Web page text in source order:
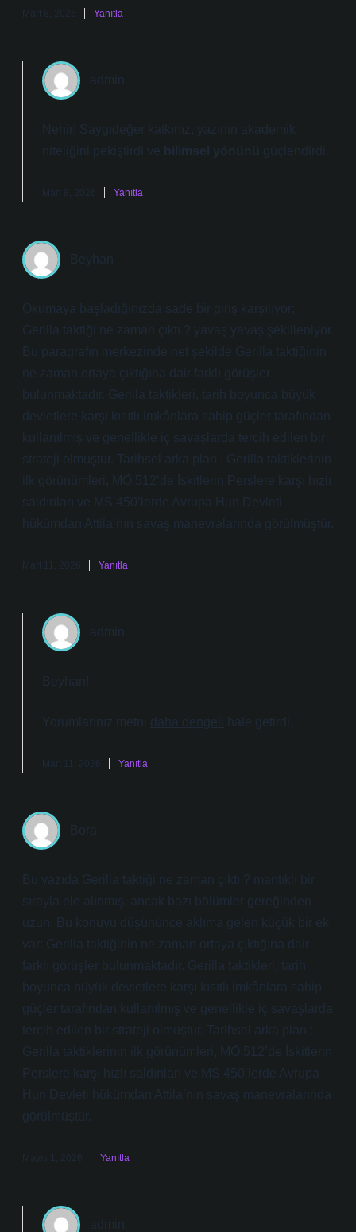
Mart 8, 2026 Yanıtla
admin
Nehir! Saygıdeğer katkınız, yazının akademik
niteliğini pekiştirdi ve bilimsel yönünü güçlendirdi.
Mart 8, 2026 Yanıtla
Beyhan
Okumaya başladığınızda sade bir giriş karşılıyor;
Gerilla taktiği ne zaman çıktı ? yavaş yavaş şekilleniyor.
Bu paragrafın merkezinde net şekilde Gerilla taktiğinin
ne zaman ortaya çıktığına dair farklı görüşler
bulunmaktadır. Gerilla taktikleri, tarih boyunca büyük
devletlere karşı kısıtlı imkânlara sahip güçler tarafından
kullanılmış ve genellikle iç savaşlarda tercih edilen bir
strateji olmuştur. Tarihsel arka plan : Gerilla taktiklerinin
ilk görünümleri, MÖ 512’de İskitlerin Perslere karşı hızlı
saldırıları ve MS 450’lerde Avrupa Hun Devleti
hükümdarı Attila’nın savaş manevralarında görülmüştür.
Mart 11, 2026 Yanıtla
admin
Beyhan!
Yorumlarınız metni daha dengeli hale getirdi.
Mart 11, 2026 Yanıtla
Bora
Bu yazıda Gerilla taktiği ne zaman çıktı ? mantıklı bir
sırayla ele alınmış, ancak bazı bölümler gereğinden
uzun. Bu konuyu düşününce aklıma gelen küçük bir ek
var: Gerilla taktiğinin ne zaman ortaya çıktığına dair
farklı görüşler bulunmaktadır. Gerilla taktikleri, tarih
boyunca büyük devletlere karşı kısıtlı imkânlara sahip
güçler tarafından kullanılmış ve genellikle iç savaşlarda
tercih edilen bir strateji olmuştur. Tarihsel arka plan :
Gerilla taktiklerinin ilk görünümleri, MÖ 512’de İskitlerin
Perslere karşı hızlı saldırıları ve MS 450’lerde Avrupa
Hun Devleti hükümdarı Attila’nın savaş manevralarında
görülmüştür.
Mayıs 1, 2026 Yanıtla
admin